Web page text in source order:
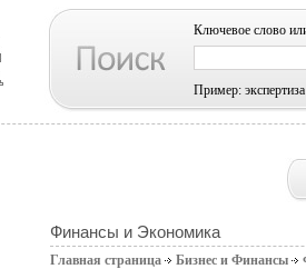
Ключевое слово
Пример:
Финансы и Экономика
Главная страница Бизнес и Финансы